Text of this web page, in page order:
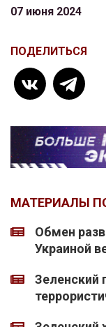
07 июня 2024
ПОДЕЛИТЬСЯ
МАТЕРИАЛЫ
Обмен
Украиной
Зеленский